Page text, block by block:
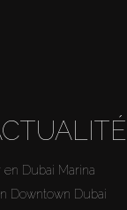
Dubai Marina
Downtown Dubai